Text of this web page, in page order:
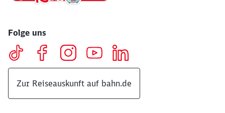
Folge uns
Zur Reiseauskunft auf bahn.de